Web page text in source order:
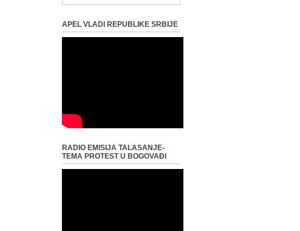
APEL VLADI REPUBLIKE SRBIJE
RADIO EMISIJA TALASANJE-
TEMA PROTEST U BOGOVAĐI